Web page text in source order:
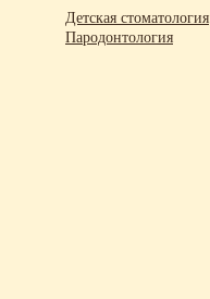
Детская стоматология
Пародонтология